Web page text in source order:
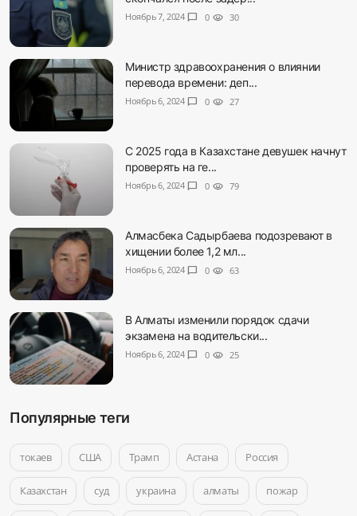
Ноябрь 7, 2024 chat_bubble 0 visibility 30
Министр здравоохранения о влиянии
перевода времени: деп...
Ноябрь 6, 2024 chat_bubble 0 visibility 27
С 2025 года в Казахстане девушек начнут
проверять на ге...
Ноябрь 6, 2024 chat_bubble 0 visibility 79
Алмасбека Садырбаева подозревают в
хищении более 1,2 мл...
Ноябрь 6, 2024 chat_bubble 0 visibility 63
В Алматы изменили порядок сдачи
экзамена на водительски...
Ноябрь 6, 2024 chat_bubble 0 visibility 25
Популярные теги
токаев США Трамп Астана Россия
Казахстан суд украина алматы пожар